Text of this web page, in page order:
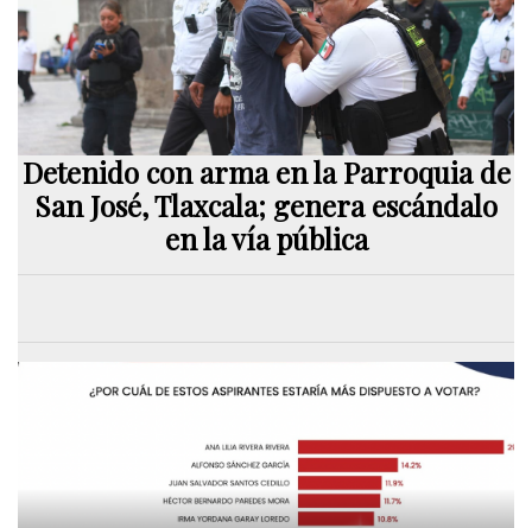
Detenido con arma en la Parroquia de
San José, Tlaxcala; genera escándalo
en la vía pública